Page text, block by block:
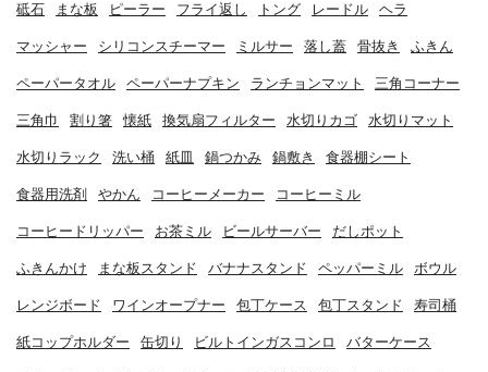
砥石 まな板 ピーラー フライ返し トング レードル ヘラ
マッシャー シリコンスチーマー ミルサー 落し蓋 骨抜き ふきん
ペーパータオル ペーパーナプキン ランチョンマット 三角コーナー
三角巾 割り箸 懐紙 換気扇フィルター 水切りカゴ 水切りマット
水切りラック 洗い桶 紙皿 鍋つかみ 鍋敷き 食器棚シート
食器用洗剤 やかん コーヒーメーカー コーヒーミル
コーヒードリッパー お茶ミル ビールサーバー だしポット
ふきんかけ まな板スタンド バナナスタンド ペッパーミル ボウル
レンジボード ワインオープナー 包丁ケース 包丁スタンド 寿司桶
紙コップホルダー 缶切り ビルトインガスコンロ バターケース